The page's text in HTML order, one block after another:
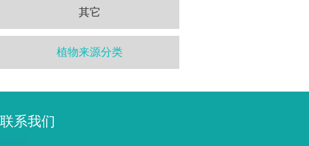
其它
植物来源分类
联系我们